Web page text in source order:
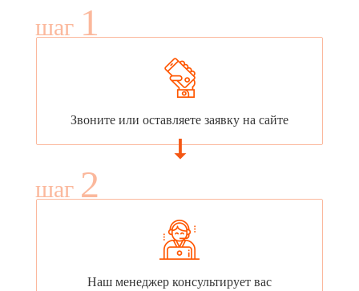
шаг 1
Звоните или оставляете заявку на сайте
шаг 2
Наш менеджер консультирует вас